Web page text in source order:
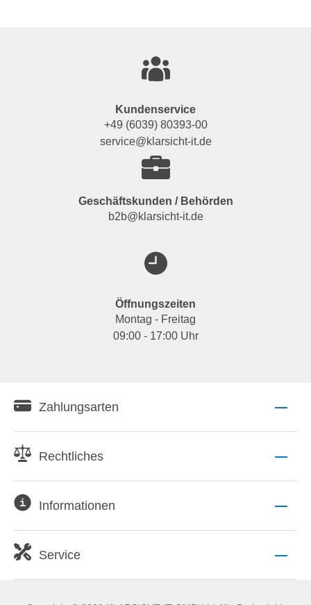
Kundenservice
+49 (6039) 80393-00
service@klarsicht-it.de
Geschäftskunden / Behörden
b2b@klarsicht-it.de
Öffnungszeiten
Montag - Freitag
09:00 - 17:00 Uhr
Zahlungsarten
Rechtliches
Informationen
Service